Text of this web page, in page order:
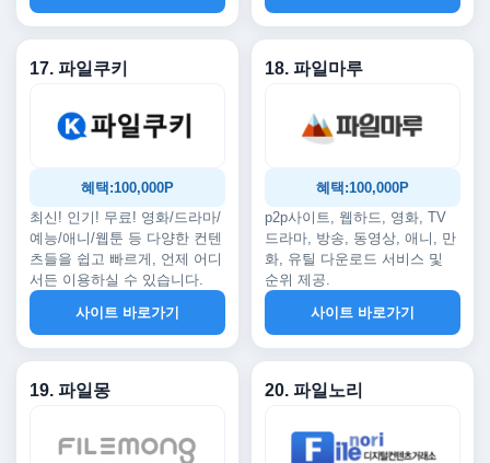
17. 파일쿠키
혜택:100,000P
최신! 인기! 무료! 영화/드라마/
예능/애니/웹툰 등 다양한 컨텐
츠들을 쉽고 빠르게, 언제 어디
서든 이용하실 수 있습니다.
사이트 바로가기
18. 파일마루
혜택:100,000P
p2p사이트, 웹하드, 영화, TV
드라마, 방송, 동영상, 애니, 만
화, 유틸 다운로드 서비스 및
순위 제공.
사이트 바로가기
19. 파일몽 20. 파일노리